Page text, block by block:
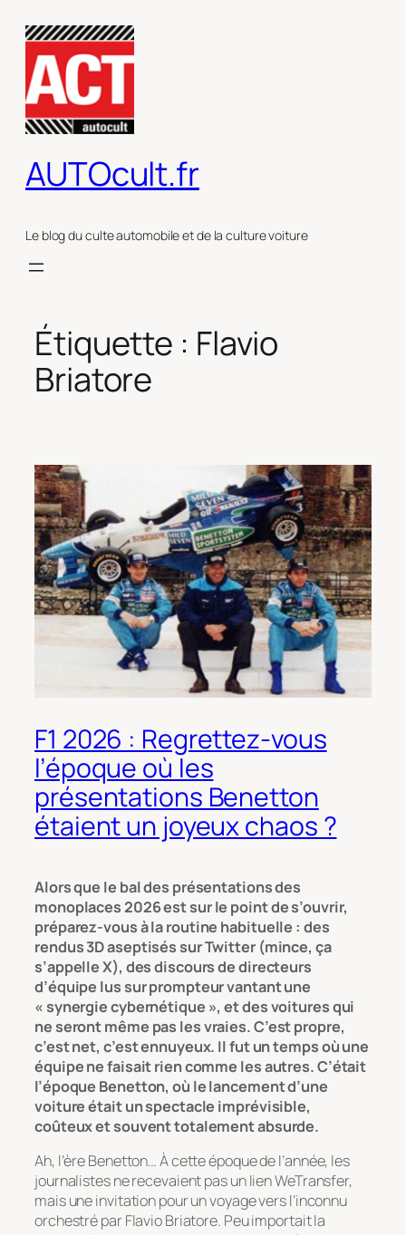
contenu
AUTOcult.fr
Le blog du culte automobile et de la culture voiture
Étiquette : Flavio
Briatore
F1 2026 : Regrettez-vous
l’époque où les
présentations Benetton
étaient un joyeux chaos ?
Alors que le bal des présentations des
monoplaces 2026 est sur le point de s’ouvrir,
préparez-vous à la routine habituelle : des
rendus 3D aseptisés sur Twitter (mince, ça
s’appelle X), des discours de directeurs
d’équipe lus sur prompteur vantant une
« synergie cybernétique », et des voitures qui
ne seront même pas les vraies. C’est propre,
c’est net, c’est ennuyeux. Il fut un temps où une
équipe ne faisait rien comme les autres. C’était
l’époque Benetton, où le lancement d’une
voiture était un spectacle imprévisible,
coûteux et souvent totalement absurde.
Ah, l’ère Benetton… À cette époque de l’année, les
journalistes ne recevaient pas un lien WeTransfer,
mais une invitation pour un voyage vers l’inconnu
orchestré par Flavio Briatore. Peu importait la